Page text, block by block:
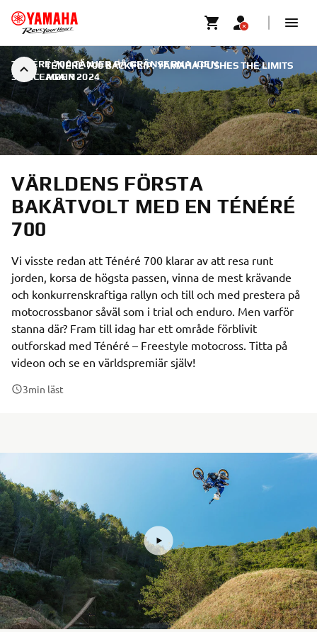
TÉNÉRÉ 700 BACKFLIP: YAMAHA PUSHES THE LIMITS
AGAIN
TÉNÉRÉ 700 TÄNJER PÅ GRÄNSERNA IGEN |
3 DECEMBER 2024
VÄRLDENS FÖRSTA
BAKÅTVOLT MED EN TÉNÉRÉ
700
Vi visste redan att Ténéré 700 klarar av att resa runt
jorden, korsa de högsta passen, vinna de mest krävande
och konkurrenskraftiga rallyn och till och med prestera på
motocrossbanor såväl som i trial och enduro. Men varför
stanna där? Fram till idag har ett område förblivit
outforskad med Ténéré – Freestyle motocross. Titta på
videon och se en världspremiär själv!
3min läst